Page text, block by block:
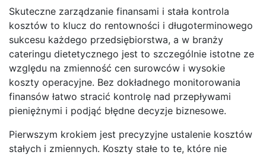
Skuteczne zarządzanie finansami i stała kontrola
kosztów to klucz do rentowności i długoterminowego
sukcesu każdego przedsiębiorstwa, a w branży
cateringu dietetycznego jest to szczególnie istotne ze
względu na zmienność cen surowców i wysokie
koszty operacyjne. Bez dokładnego monitorowania
finansów łatwo stracić kontrolę nad przepływami
pieniężnymi i podjąć błędne decyzje biznesowe.
Pierwszym krokiem jest precyzyjne ustalenie kosztów
stałych i zmiennych. Koszty stałe to te, które nie